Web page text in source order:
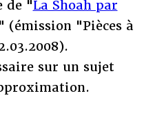
de "La Shoah par
(émission "Pièces à
sur un sujet